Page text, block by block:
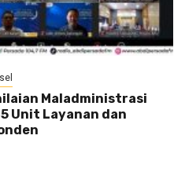
Maladministrasi
Unit Layanan dan